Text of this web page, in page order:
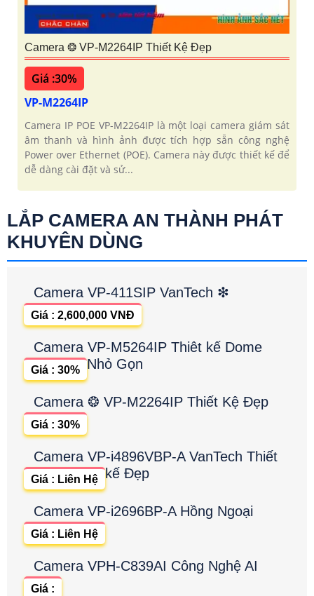
Camera ❂ VP-M2264IP Thiết Kệ Đẹp
Giá :30%
VP-M2264IP
Camera IP POE VP-M2264IP là một loại camera giám sát
âm thanh và hình ảnh được tích hợp sẵn công nghệ
Power over Ethernet (POE). Camera này được thiết kế để
dễ dàng cài đặt và sử...
LẮP CAMERA AN THÀNH PHÁT
KHUYÊN DÙNG
Camera VP-411SIP VanTech ❇
Giá : 2,600,000 VNĐ
Camera VP-M5264IP Thiêt kế Dome
Nhỏ Gọn
Giá : 30%
Camera ❂ VP-M2264IP Thiết Kệ Đẹp
Giá : 30%
Camera VP-i4896VBP-A VanTech Thiết
kế Đẹp
Giá : Liên Hệ
Camera VP-i2696BP-A Hồng Ngoại
Giá : Liên Hệ
Camera VPH-C839AI Công Nghệ AI
Giá :